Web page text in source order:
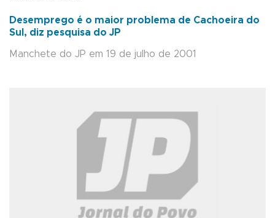
Desemprego é o maior problema de Cachoeira do
Sul, diz pesquisa do JP
Manchete do JP em 19 de julho de 2001